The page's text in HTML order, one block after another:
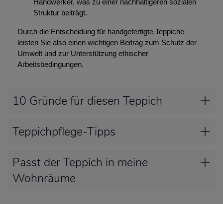
Struktur beiträgt.
Durch die Entscheidung für handgefertigte Teppiche
leisten Sie also einen wichtigen Beitrag zum Schutz der
Umwelt und zur Unterstützung ethischer
Arbeitsbedingungen.
10 Gründe für diesen Teppich
Teppichpflege-Tipps
Passt der Teppich in meine
Wohnräume